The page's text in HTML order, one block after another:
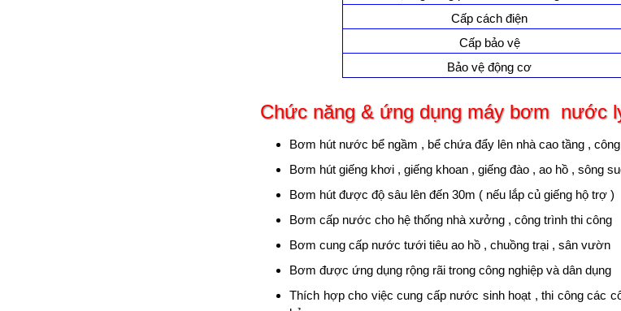
Cấp cách điện
Cấp bảo vệ
Bảo vệ động cơ
Chức năng & ứng dụng máy bơm nước
Bơm hút nước bể ngầm , bể chứa đẩy lên nhà cao tầng ,
Bơm hút giếng khơi , giếng khoan , giếng đào , ao hồ , sông
Bơm hút được độ sâu lên đến 30m ( nếu lắp củ giếng hộ trợ )
Bơm cấp nước cho hệ thống nhà xưởng , công trình thi công
Bơm cung cấp nước tưới tiêu ao hồ , chuồng trại , sân vườn
Bơm được ứng dụng rộng rãi trong công nghiệp và dân dụng
Thích hợp cho việc cung cấp nước sinh hoạt , thi công các